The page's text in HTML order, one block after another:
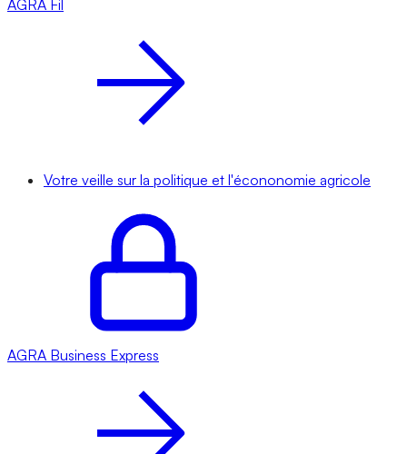
AGRA Fil
Votre veille sur la politique et l'écononomie agricole
AGRA Business Express